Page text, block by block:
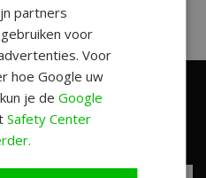
aanbiedingen
partners
voor
Voor
hoe Google uw
je deGoogle
Safety Center